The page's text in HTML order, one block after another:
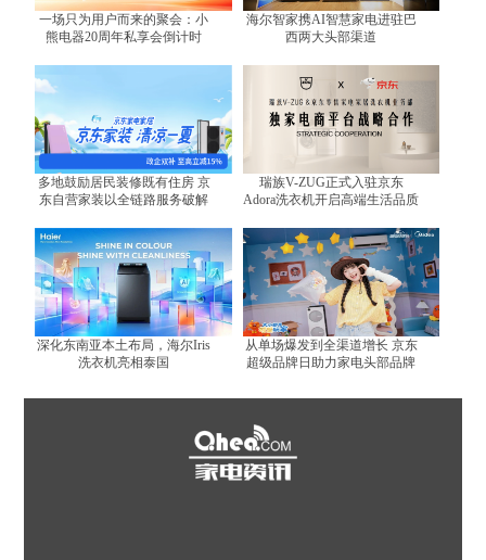
一场只为用户而来的聚会：小
熊电器20周年私享会倒计时
海尔智家携AI智慧家电进驻巴
西两大头部渠道
多地鼓励居民装修既有住房 京
东自营家装以全链路服务破解
瑞族V-ZUG正式入驻京东
Adora洗衣机开启高端生活品质
深化东南亚本土布局，海尔Iris
洗衣机亮相泰国
从单场爆发到全渠道增长 京东
超级品牌日助力家电头部品牌